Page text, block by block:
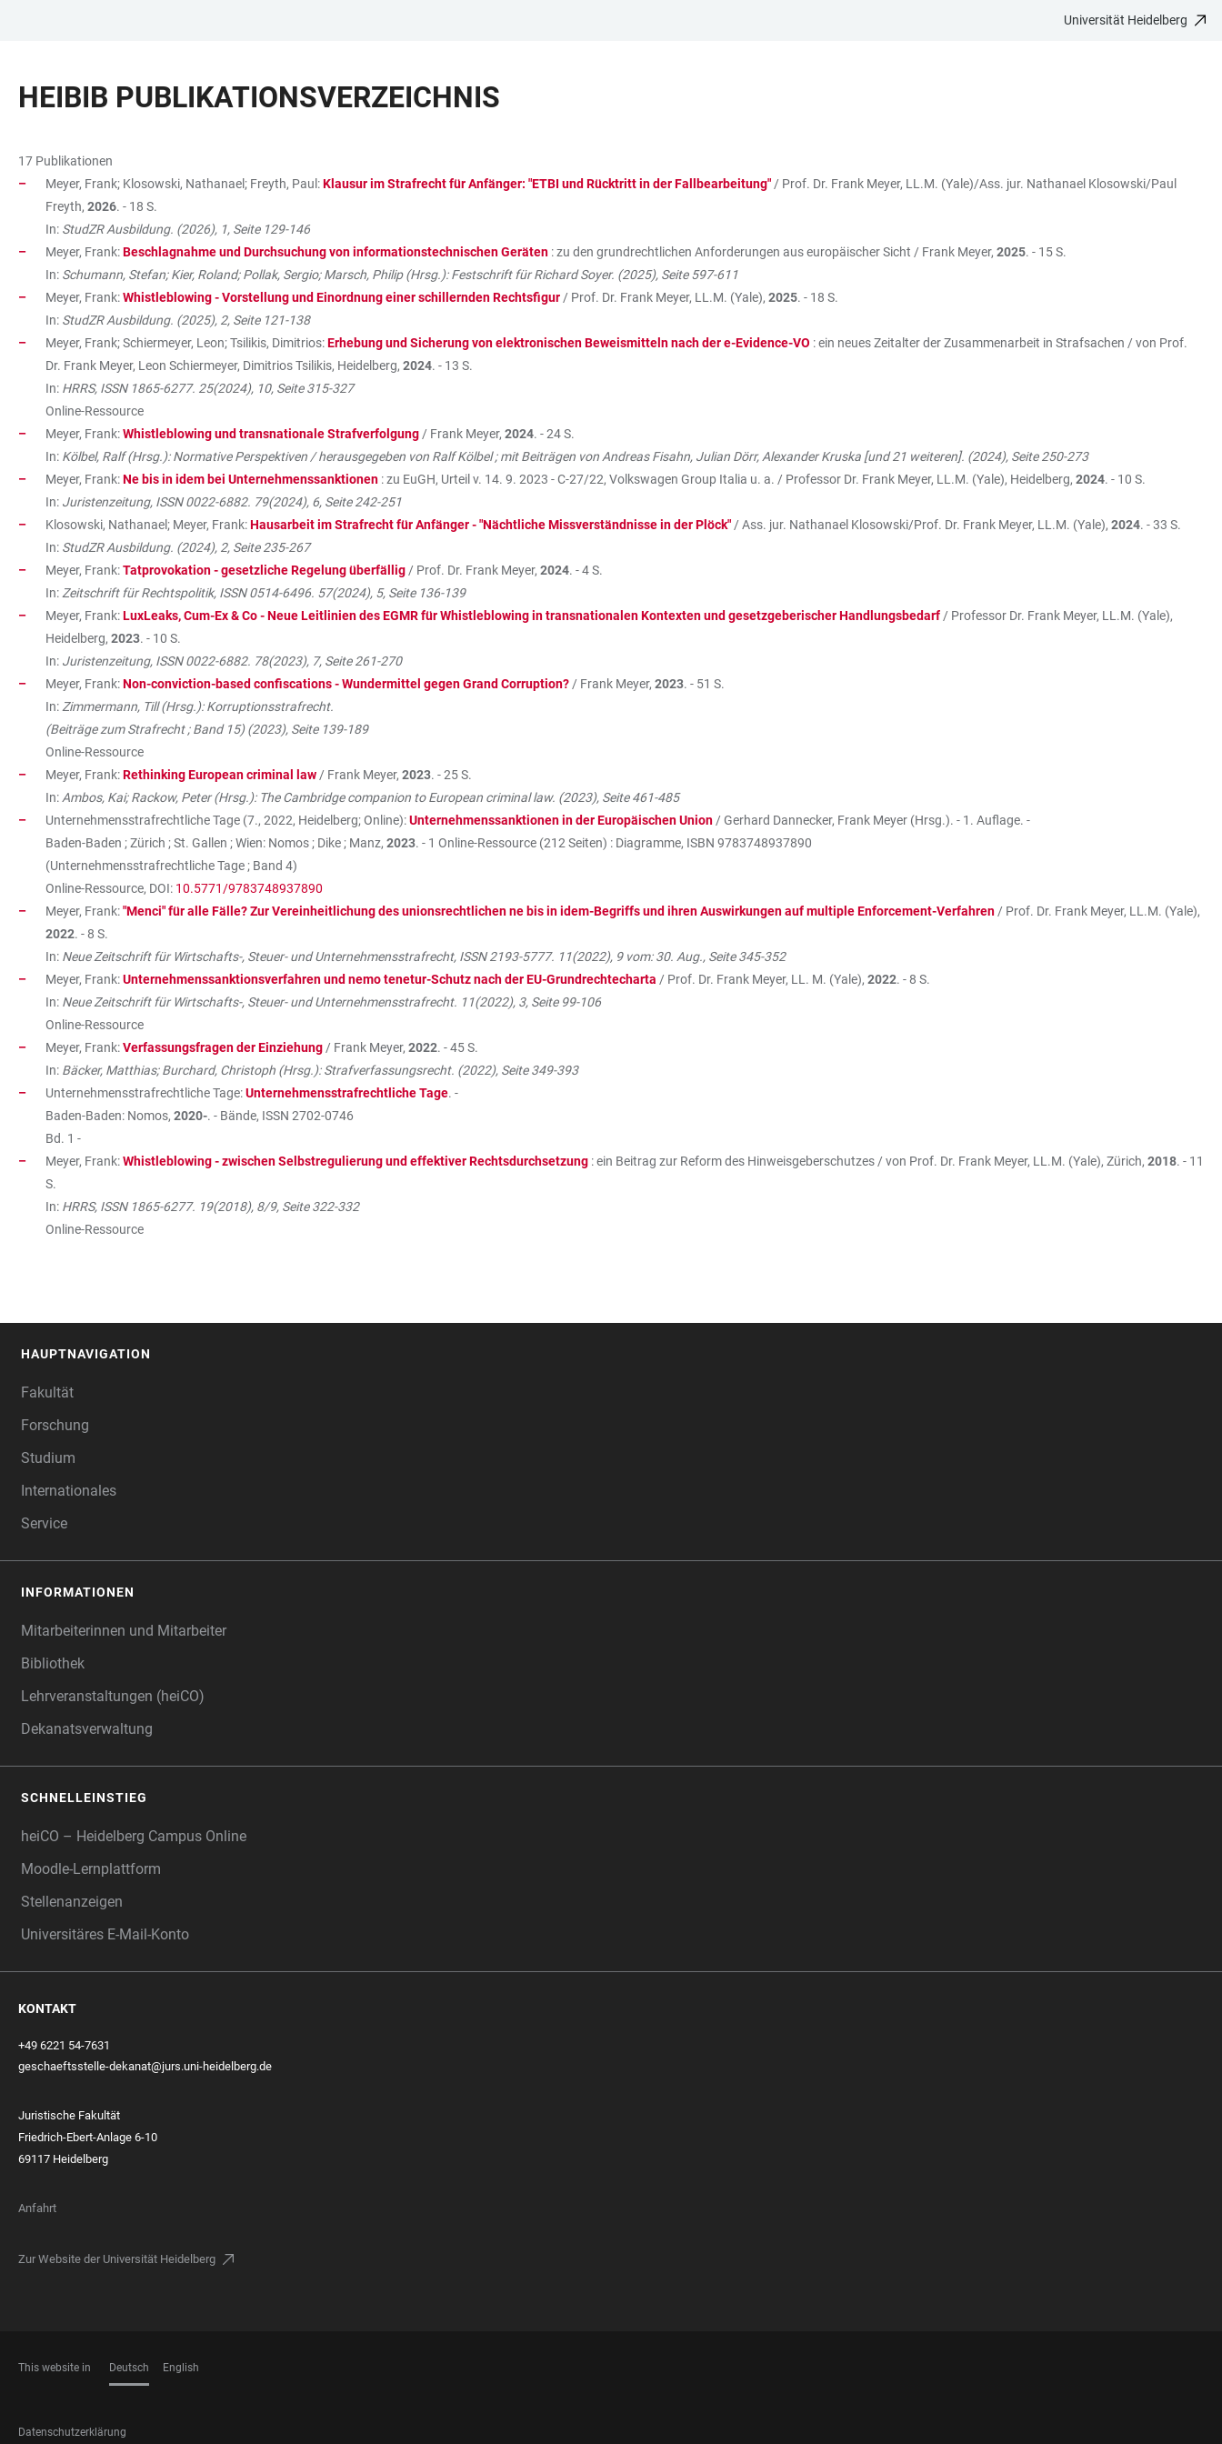
BARRIEREFREIHEIT
Universität Heidelberg
HEIBIB PUBLIKATIONSVERZEICHNIS
17 Publikationen
Meyer, Frank; Klosowski, Nathanael; Freyth, Paul:Klausur im Strafrecht für Anfänger: "ETBI und Rücktritt in der Fallbearbeitung" / Prof. Dr. Frank Meyer, LL.M. (Yale)/Ass. jur. Nathanael Klosowski/Paul
Freyth, 2026. - 18 S.
In: StudZR Ausbildung. (2026), 1, Seite 129-146
Meyer, Frank:Beschlagnahme und Durchsuchung von informationstechnischen Geräten : zu den grundrechtlichen Anforderungen aus europäischer Sicht / Frank Meyer, 2025. - 15 S.
In: Schumann, Stefan; Kier, Roland; Pollak, Sergio; Marsch, Philip (Hrsg.): Festschrift für Richard Soyer. (2025), Seite 597-611
Meyer, Frank:Whistleblowing - Vorstellung und Einordnung einer schillernden Rechtsfigur / Prof. Dr. Frank Meyer, LL.M. (Yale), 2025. - 18 S.
In: StudZR Ausbildung. (2025), 2, Seite 121-138
Meyer, Frank; Schiermeyer, Leon; Tsilikis, Dimitrios:Erhebung und Sicherung von elektronischen Beweismitteln nach der e-Evidence-VO : ein neues Zeitalter der Zusammenarbeit in Strafsachen / von Prof.
Dr. Frank Meyer, Leon Schiermeyer, Dimitrios Tsilikis, Heidelberg, 2024. - 13 S.
In: HRRS, ISSN 1865-6277. 25(2024), 10, Seite 315-327
Online-Ressource
Meyer, Frank:Whistleblowing und transnationale Strafverfolgung / Frank Meyer, 2024. - 24 S.
In: Kölbel, Ralf (Hrsg.): Normative Perspektiven / herausgegeben von Ralf Kölbel ; mit Beiträgen von Andreas Fisahn, Julian Dörr, Alexander Kruska [und 21 weiteren]. (2024), Seite 250-273
Meyer, Frank:Ne bis in idem bei Unternehmenssanktionen : zu EuGH, Urteil v. 14. 9. 2023 - C-27/22, Volkswagen Group Italia u. a. / Professor Dr. Frank Meyer, LL.M. (Yale), Heidelberg, 2024. - 10 S.
In: Juristenzeitung, ISSN 0022-6882. 79(2024), 6, Seite 242-251
Klosowski, Nathanael; Meyer, Frank:Hausarbeit im Strafrecht für Anfänger - "Nächtliche Missverständnisse in der Plöck" / Ass. jur. Nathanael Klosowski/Prof. Dr. Frank Meyer, LL.M. (Yale), 2024. - 33 S.
In: StudZR Ausbildung. (2024), 2, Seite 235-267
Meyer, Frank:Tatprovokation - gesetzliche Regelung überfällig / Prof. Dr. Frank Meyer, 2024. - 4 S.
In: Zeitschrift für Rechtspolitik, ISSN 0514-6496. 57(2024), 5, Seite 136-139
Meyer, Frank:LuxLeaks, Cum-Ex & Co - Neue Leitlinien des EGMR für Whistleblowing in transnationalen Kontexten und gesetzgeberischer Handlungsbedarf / Professor Dr. Frank Meyer, LL.M. (Yale),
Heidelberg, 2023. - 10 S.
In: Juristenzeitung, ISSN 0022-6882. 78(2023), 7, Seite 261-270
Meyer, Frank:Non-conviction-based confiscations - Wundermittel gegen Grand Corruption? / Frank Meyer, 2023. - 51 S.
In: Zimmermann, Till (Hrsg.): Korruptionsstrafrecht.
(Beiträge zum Strafrecht ; Band 15) (2023), Seite 139-189
Online-Ressource
Meyer, Frank:Rethinking European criminal law / Frank Meyer, 2023. - 25 S.
In: Ambos, Kai; Rackow, Peter (Hrsg.): The Cambridge companion to European criminal law. (2023), Seite 461-485
Unternehmensstrafrechtliche Tage (7., 2022, Heidelberg; Online):Unternehmenssanktionen in der Europäischen Union / Gerhard Dannecker, Frank Meyer (Hrsg.). - 1. Auflage. -
Baden-Baden ; Zürich ; St. Gallen ; Wien: Nomos ; Dike ; Manz, 2023. - 1 Online-Ressource (212 Seiten) : Diagramme, ISBN 9783748937890
(Unternehmensstrafrechtliche Tage ; Band 4)
Online-Ressource, DOI: 10.5771/9783748937890
Meyer, Frank:"Menci" für alle Fälle? Zur Vereinheitlichung des unionsrechtlichen ne bis in idem-Begriffs und ihren Auswirkungen auf multiple Enforcement-Verfahren / Prof. Dr. Frank Meyer, LL.M. (Yale),
2022. - 8 S.
In: Neue Zeitschrift für Wirtschafts-, Steuer- und Unternehmensstrafrecht, ISSN 2193-5777. 11(2022), 9 vom: 30. Aug., Seite 345-352
Meyer, Frank:Unternehmenssanktionsverfahren und nemo tenetur-Schutz nach der EU-Grundrechtecharta / Prof. Dr. Frank Meyer, LL. M. (Yale), 2022. - 8 S.
In: Neue Zeitschrift für Wirtschafts-, Steuer- und Unternehmensstrafrecht. 11(2022), 3, Seite 99-106
Online-Ressource
Meyer, Frank:Verfassungsfragen der Einziehung / Frank Meyer, 2022. - 45 S.
In: Bäcker, Matthias; Burchard, Christoph (Hrsg.): Strafverfassungsrecht. (2022), Seite 349-393
Unternehmensstrafrechtliche Tage:Unternehmensstrafrechtliche Tage. -
Baden-Baden: Nomos, 2020-. - Bände, ISSN 2702-0746
Bd. 1 -
Meyer, Frank:Whistleblowing - zwischen Selbstregulierung und effektiver Rechtsdurchsetzung : ein Beitrag zur Reform des Hinweisgeberschutzes / von Prof. Dr. Frank Meyer, LL.M. (Yale), Zürich, 2018. - 11
S.
In: HRRS, ISSN 1865-6277. 19(2018), 8/9, Seite 322-332
Online-Ressource
HAUPTNAVIGATION
Fakultät
Forschung
Studium
Internationales
Service
INFORMATIONEN
Mitarbeiterinnen und Mitarbeiter
Bibliothek
Lehrveranstaltungen (heiCO)
Dekanatsverwaltung
SCHNELLEINSTIEG
heiCO – Heidelberg Campus Online
Moodle-Lernplattform
Stellenanzeigen
Universitäres E-Mail-Konto
KONTAKT
+49 6221 54-7631
geschaeftsstelle-dekanat@jurs.uni-heidelberg.de
Juristische Fakultät
Friedrich-Ebert-Anlage 6-10
69117 Heidelberg
Anfahrt
Zur Website der Universität Heidelberg
This website in Deutsch English
FOOTER
Datenschutzerklärung